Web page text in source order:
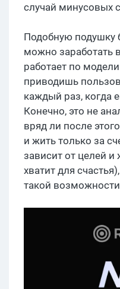
случай минусовых
Подобную подушку
можно заработать
работает по
приводишь
каждый раз, когда
Конечно, это не
вряд ли после
и жить только за
зависит от целей
хватит для
такой